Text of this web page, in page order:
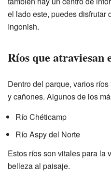
el lado este, puedes disfrutar
Ingonish.
Ríos que atraviesan
Dentro del parque, varios
y cañones. Algunos de los
Río Chéticamp
Río Aspy del Norte
Estos ríos son vitales para la
belleza al paisaje.